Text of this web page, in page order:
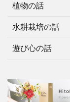
植物の話
水耕栽培の話
遊び心の話